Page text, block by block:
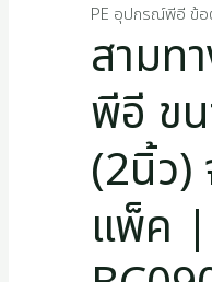
PE อุปกรณ์พีอี ข้
สามท
พีอี ข
(2นิ้ว)
แพ็ค